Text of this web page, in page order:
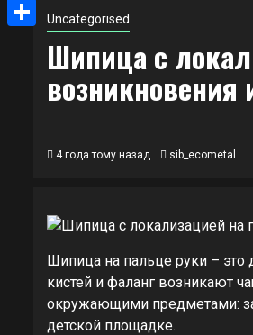
Uncategorised
Шипица с
возникновения
4 года тому назад sib_ecometal
Шипица на пальце руки – это
кистей и фаланг возникают
окружающими предметами:
детской площадке.
Odnoklassniki